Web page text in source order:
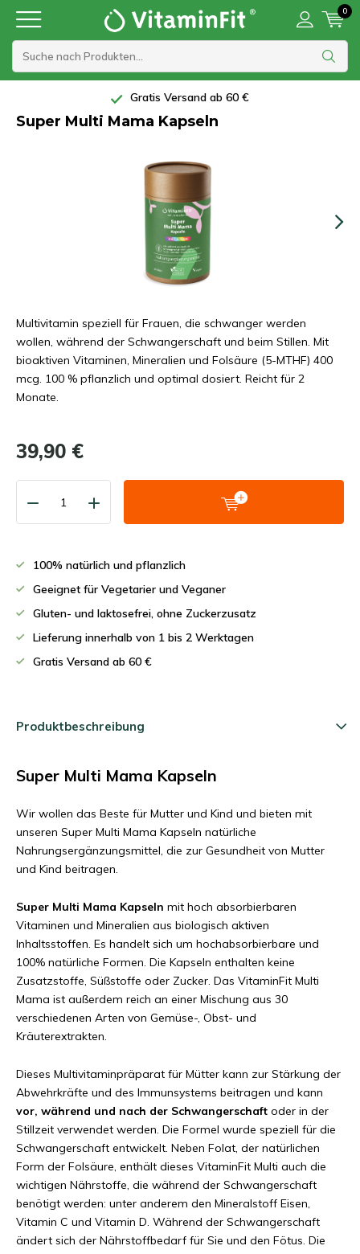
0
Gratis Versand ab 60 €
Super Multi Mama Kapseln
Multivitamin speziell für Frauen, die schwanger werden
wollen, während der Schwangerschaft und beim Stillen. Mit
bioaktiven Vitaminen, Mineralien und Folsäure (5-MTHF) 400
mcg. 100 % pflanzlich und optimal dosiert. Reicht für 2
Monate.
39,90 €
100% natürlich und pflanzlich
Geeignet für Vegetarier und Veganer
Gluten- und laktosefrei, ohne Zuckerzusatz
Lieferung innerhalb von 1 bis 2 Werktagen
Gratis Versand ab 60 €
Produktbeschreibung
Super Multi Mama Kapseln
Wir wollen das Beste für Mutter und Kind und bieten mit
unseren Super Multi Mama Kapseln natürliche
Nahrungsergänzungsmittel, die zur Gesundheit von Mutter
und Kind beitragen.
Super Multi Mama Kapseln mit hoch absorbierbaren
Vitaminen und Mineralien aus biologisch aktiven
Inhaltsstoffen. Es handelt sich um hochabsorbierbare und
100% natürliche Formen. Die Kapseln enthalten keine
Zusatzstoffe, Süßstoffe oder Zucker. Das VitaminFit Multi
Mama ist außerdem reich an einer Mischung aus 30
verschiedenen Arten von Gemüse-, Obst- und
Kräuterextrakten.
Dieses Multivitaminpräparat für Mütter kann zur Stärkung der
Abwehrkräfte und des Immunsystems beitragen und kann
vor, während und nach der Schwangerschaft oder in der
Stillzeit verwendet werden. Die Formel wurde speziell für die
Schwangerschaft entwickelt. Neben Folat, der natürlichen
Form der Folsäure, enthält dieses VitaminFit Multi auch die
wichtigen Nährstoffe, die während der Schwangerschaft
benötigt werden: unter anderem den Mineralstoff Eisen,
Vitamin C und Vitamin D. Während der Schwangerschaft
ändert sich der Nährstoffbedarf für Sie und den Fötus. Die